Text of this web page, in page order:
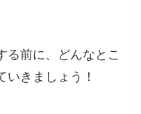
る前に、どんなとこ
いきましょう！